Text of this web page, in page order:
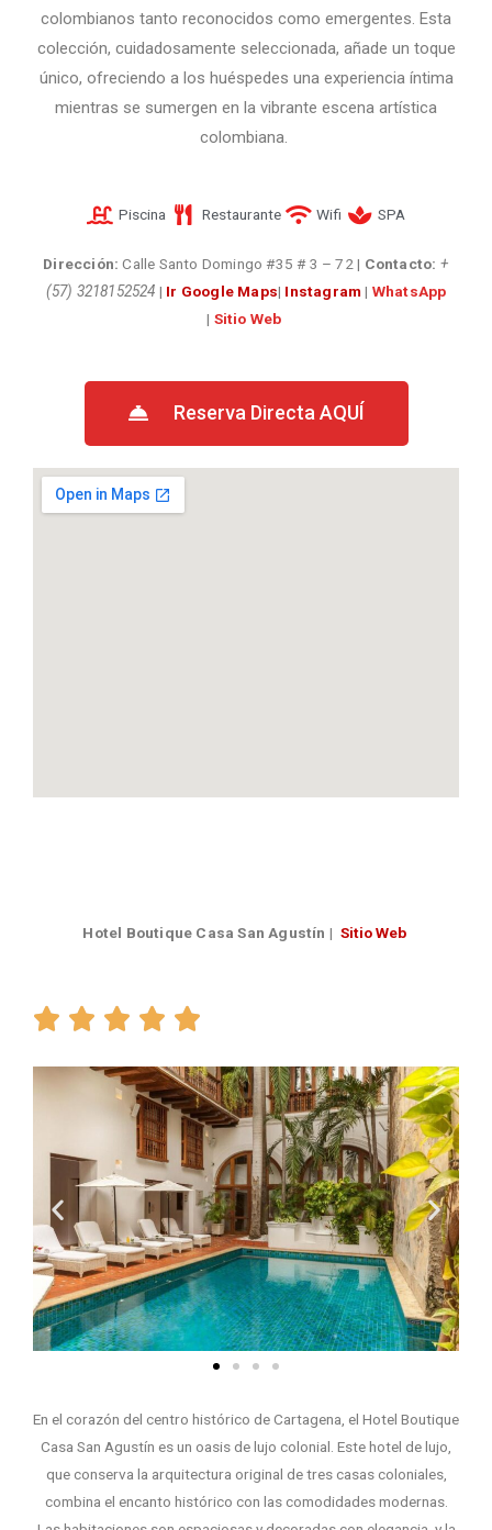
colombianos tanto reconocidos como emergentes. Esta
colección, cuidadosamente seleccionada, añade un toque
único, ofreciendo a los huéspedes una experiencia íntima
mientras se sumergen en la vibrante escena artística
colombiana.
Piscina Restaurante Wifi SPA
Dirección: Calle Santo Domingo #35 # 3 – 72| Contacto: +
(57) 3218152524 | Ir Google Maps| Instagram | WhatsApp
| Sitio Web
Reserva Directa AQUÍ​
Hotel Boutique Casa San Agustín | Sitio Web
    
En el corazón del centro histórico de Cartagena, el Hotel Boutique
Casa San Agustín es un oasis de lujo colonial. Este hotel de lujo,
que conserva la arquitectura original de tres casas coloniales,
combina el encanto histórico con las comodidades modernas.